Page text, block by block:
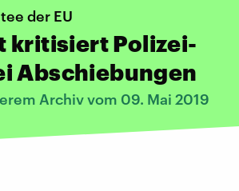
der EU
kritisiert Polizei-
Abschiebungen
Archiv vom 09. Mai 2019